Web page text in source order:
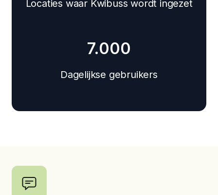
Locaties waar Kwibuss wordt ingezet
7.000
Dagelijkse gebruikers